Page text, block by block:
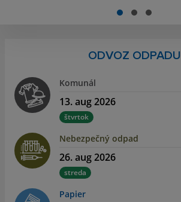
ODVOZ ODPADU
Komunál
13. aug 2026
štvrtok
Nebezpečný odpad
26. aug 2026
streda
Papier